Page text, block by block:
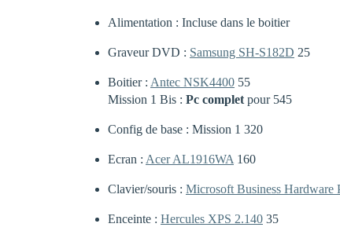
Alimentation : Incluse dans le boitier
Graveur DVD : Samsung SH-S182D 25
Boitier : Antec NSK4400 55
Mission 1 Bis : Pc complet pour 545
Config de base : Mission 1 320
Ecran : Acer AL1916WA 160
Clavier/souris : Microsoft Business Hardware
Enceinte : Hercules XPS 2.140 35